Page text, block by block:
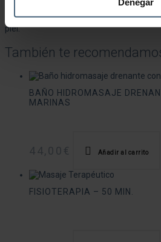
oligoelementos y sales minerales. Activa
importantes efectos drenantes,
piel.
También te
BAÑO HIDROMASAJE
MARINAS
44,00 € Añadir al carrito
FISIOTERAPIA – 50 MIN.